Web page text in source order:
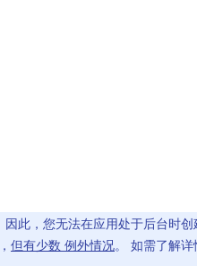
因此，您无法在应用处于后台时
但有少数 例外情况。 如需了解